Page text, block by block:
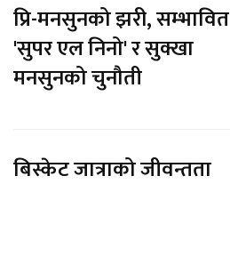
प्रि-मनसुनको झरी, सम्भावित
'सुपर एल निनो' र सुक्खा
मनसुनको चुनौती
बिस्केट जात्राको जीवन्तता